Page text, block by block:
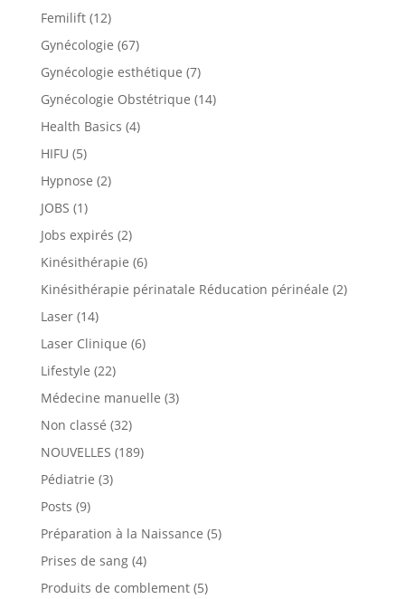
Femilift(12)
Gynécologie (67)
Gynécologie esthétique (7)
Gynécologie Obstétrique (14)
Health Basics (4)
HIFU (5)
Hypnose (2)
JOBS (1)
Jobs expirés (2)
Kinésithérapie (6)
Kinésithérapie périnatale Réducation périnéale (2)
Laser(14)
Laser Clinique (6)
Lifestyle (22)
Médecine manuelle (3)
Non classé (32)
NOUVELLES (189)
Pédiatrie (3)
Posts (9)
Préparation à la Naissance (5)
Prises de sang(4)
Produits de comblement(5)